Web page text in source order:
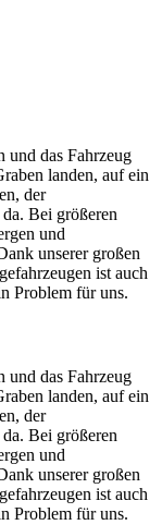
und das Fahrzeug
landen, auf ein
der
Bei größeren
und
unserer großen
ist auch
Problem für uns.
und das Fahrzeug
landen, auf ein
der
Bei größeren
und
unserer großen
ist auch
Problem für uns.